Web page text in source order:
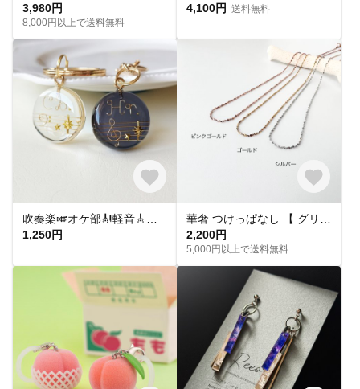
3,980円
8,000円以上で送料無料
4,100円 送料無料
1,250円
2,200円
5,000円以上で送料無料